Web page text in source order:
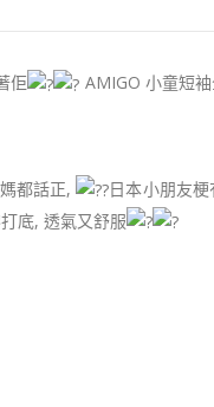
佢
AMIGO 小童短
都話正,
日本小朋友
底, 透氣又舒服